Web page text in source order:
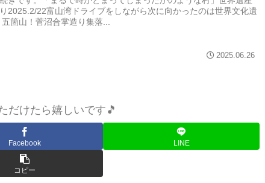
2025.2/22富山湾ドライブをしながら次に向かったのは世界文化遺
五箇山！菅沼合掌造り集落...
2025.06.26
だけたら嬉しいです🎵
Facebook LINE
コピー